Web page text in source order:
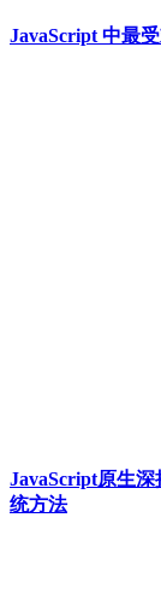
JavaScript 中最
JavaScript原生
统方法